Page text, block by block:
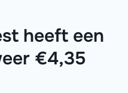
heeft een
€4,35